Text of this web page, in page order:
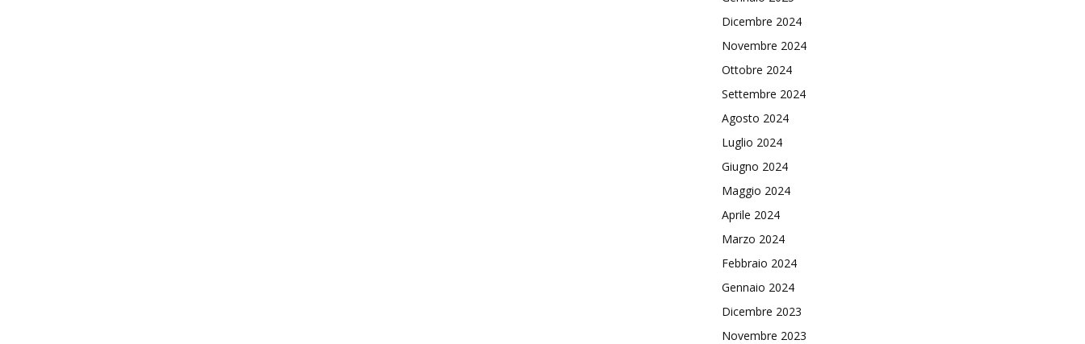
Dicembre 2024
Novembre 2024
Ottobre 2024
Settembre 2024
Agosto 2024
Luglio 2024
Giugno 2024
Maggio 2024
Aprile 2024
Marzo 2024
Febbraio 2024
Gennaio 2024
Dicembre 2023
Novembre 2023